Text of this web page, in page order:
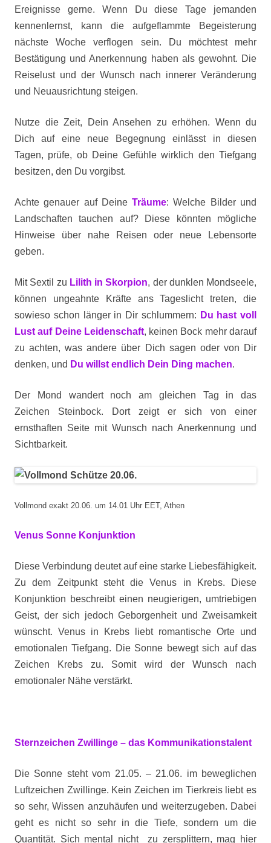
Ereignisse gerne. Wenn Du diese Tage jemanden
kennenlernst, kann die aufgeflammte Begeisterung
nächste Woche verflogen sein. Du möchtest mehr
Bestätigung und Anerkennung haben als gewohnt. Die
Reiselust und der Wunsch nach innerer Veränderung
und Neuausrichtung steigen.
Nutze die Zeit, Dein Ansehen zu erhöhen. Wenn du
Dich auf eine neue Begegnung einlässt in diesen
Tagen, prüfe, ob Deine Gefühle wirklich den Tiefgang
besitzen, den Du vorgibst.
Achte genauer auf DeineTräume: Welche Bilder und
Landschaften tauchen auf? Diese könnten mögliche
Hinweise über nahe Reisen oder neue Lebensorte
geben.
Mit Sextil zu Lilith in Skorpion, der dunklen Mondseele,
können ungeahnte Kräfte ans Tageslicht treten, die
sowieso schon länger in Dir schlummern: Du hast voll
Lust auf Deine Leidenschaft, keinen Bock mehr darauf
zu achten, was andere über Dich sagen oder von Dir
denken, und Du willst endlich Dein Ding machen.
Der Mond wandert noch am gleichen Tag in das
Zeichen Steinbock. Dort zeigt er sich von einer
ernsthaften Seite mit Wunsch nach Anerkennung und
Sichtbarkeit.
Vollmond exakt 20.06. um 14.01 Uhr EET, Athen
Venus Sonne Konjunktion
Diese Verbindung deutet auf eine starke Liebesfähigkeit.
Zu dem Zeitpunkt steht die Venus in Krebs. Diese
Konjunktion beschreibt einen neugierigen, umtriebigen
Geist, der sich jedoch Geborgenheit und Zweisamkeit
wünscht. Venus in Krebs liebt romantische Orte und
emotionalen Tiefgang. Die Sonne bewegt sich auf das
Zeichen Krebs zu. Somit wird der Wunsch nach
emotionaler Nähe verstärkt.
Sternzeichen Zwillinge – das Kommunikationstalent
Die Sonne steht vom 21.05. – 21.06. im beweglichen
Luftzeichen Zwillinge. Kein Zeichen im Tierkreis liebt es
so sehr, Wissen anzuhäufen und weiterzugeben. Dabei
geht es nicht so sehr in die Tiefe, sondern um die
Quantität. Sich mental nicht zu zersplittern, mag hier